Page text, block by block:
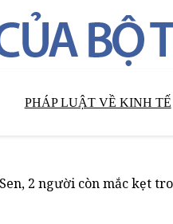
PHÁP LUẬT VỀ KINH TẾ
2 người còn mắc kẹt